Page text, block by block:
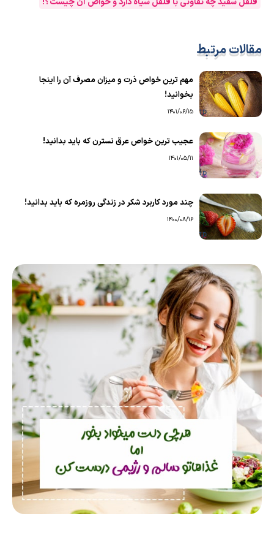
مقالات مرتبط
مهم ترین خواص ذرت و میزان مصرف آن را اینجا
بخوانید!
1401/06/15
عجیب ترین خواص عرق نسترن که باید بدانید!
1401/05/11
چند مورد کاربرد شکر در زندگی روزمره که باید بدانید!
1400/08/16